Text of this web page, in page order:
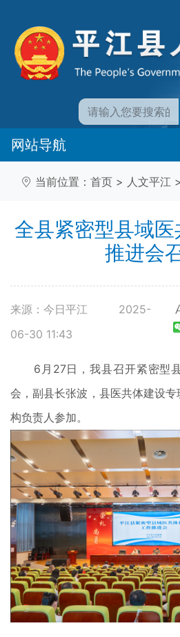
网站导航
当前位置： 首页 > 人文平江 >
全县紧密型县域
推进会
来源：今日平江
2025-
06-30 11:43
6月27日，我县召开紧密型县
会，副县长张波，县医共体建设
构负责人参加。